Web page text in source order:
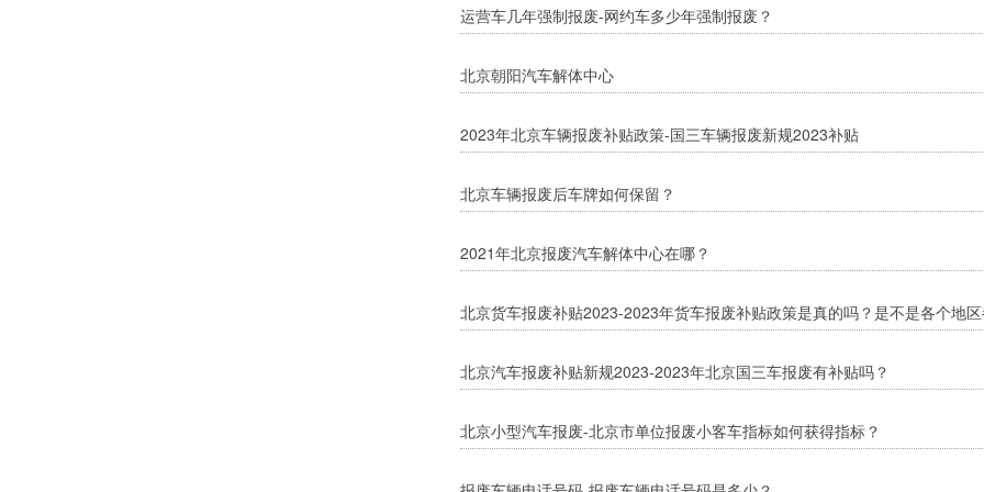
运营车几年强制报废-网约车多少年强制报废？
北京朝阳汽车解体中心
2023年北京车辆报废补贴政策-国三车辆报废新规2023补贴
北京车辆报废后车牌如何保留？
2021年北京报废汽车解体中心在哪？
北京货车报废补贴2023-2023年货车报废补贴政策是真的吗？是不是各个地区
北京汽车报废补贴新规2023-2023年北京国三车报废有补贴吗？
北京小型汽车报废-北京市单位报废小客车指标如何获得指标？